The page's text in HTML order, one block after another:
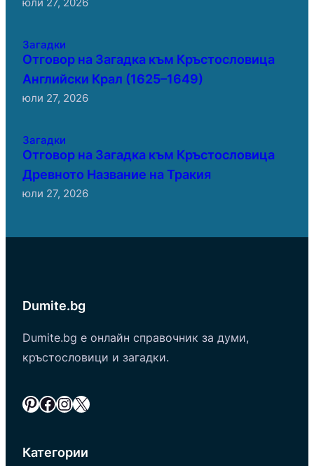
юли 27, 2026
Загадки
Отговор на Загадка към Кръстословица
Английски Крал (1625–1649)
юли 27, 2026
Загадки
Отговор на Загадка към Кръстословица
Древното Название на Тракия
юли 27, 2026
Dumite.bg
Dumite.bg е онлайн справочник за думи,
кръстословици и загадки.
Pinterest Facebook InstagramX
Категории